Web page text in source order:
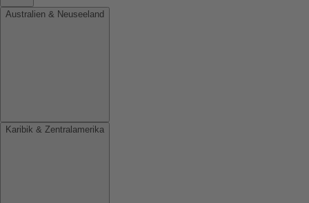
Australien & Neuseeland
Karibik & Zentralamerika